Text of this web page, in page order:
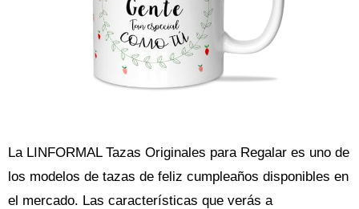
La LINFORMAL Tazas Originales para Regalar es uno de
los modelos de tazas de feliz cumpleaños disponibles en
el mercado. Las características que verás a